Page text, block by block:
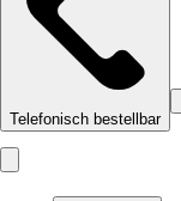
Telefonisch bestellbar